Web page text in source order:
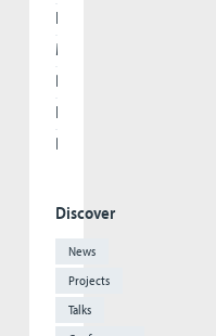
International
Meet our Alumni
Presse
Kooperationen
Die KISD
Discover
News
Projects
Talks